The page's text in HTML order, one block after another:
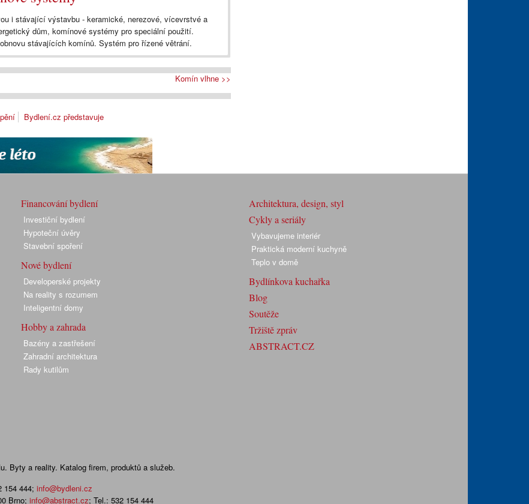
i stávající výstavbu - keramické, nerezové, vícevrstvé a
dům, komínové systémy pro speciální použití.
stávajících komínů. Systém pro řízené větrání.
Komín vlhne >>
Bydlení.cz představuje
Financování bydlení
Investiční bydlení
Hypoteční úvěry
Stavební spoření
Nové bydlení
Developerské projekty
Na reality s rozumem
Inteligentní domy
Hobby a zahrada
Bazény a zastřešení
Zahradní architektura
Rady kutilům
Architektura, design, styl
Cykly a seriály
Vybavujeme interiér
Praktická moderní kuchyně
Teplo v domě
Bydlínkova kuchařka
Blog
Soutěže
Tržiště zpráv
ABSTRACT.CZ
Byty a reality. Katalog firem, produktů a služeb.
154 444; info@bydleni.cz
Brno; info@abstract.cz; Tel.: 532 154 444